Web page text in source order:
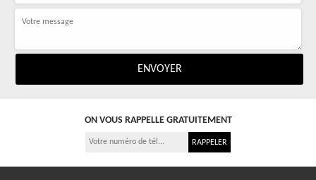
ON VOUS RAPPELLE GRATUITEMENT